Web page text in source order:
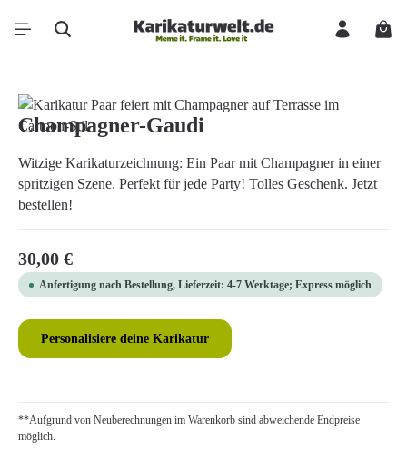
Zum Hauptinhalt springen
Bildergalerie überspringen
Champagner-Gaudi
Witzige Karikaturzeichnung: Ein Paar mit Champagner in einer
spritzigen Szene. Perfekt für jede Party! Tolles Geschenk. Jetzt
bestellen!
Regulärer Preis:
30,00 €
Anfertigung nach Bestellung, Lieferzeit: 4-7 Werktage; Express möglich
Personalisiere deine Karikatur
**Aufgrund von Neuberechnungen im Warenkorb sind abweichende Endpreise
möglich.